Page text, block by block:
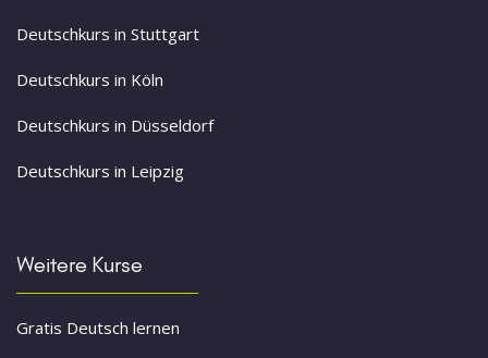
Deutschkurs in Stuttgart
Deutschkurs in Köln
Deutschkurs in Düsseldorf
Deutschkurs in Leipzig
Weitere Kurse
Gratis Deutsch lernen